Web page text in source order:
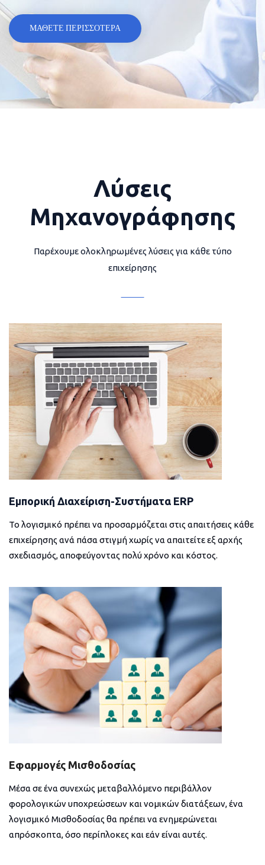
ΜΑΘΕΤΕ ΠΕΡΙΣΣΟΤΕΡΑ
Λύσεις
Μηχανογράφησης
Παρέχουμε ολοκληρωμένες λύσεις για κάθε τύπο
επιχείρησης
Εμπορική Διαχείριση-Συστήματα ERP
Το λογισμικό πρέπει να προσαρμόζεται στις απαιτήσεις κάθε
επιχείρησης ανά πάσα στιγμή χωρίς να απαιτείτε εξ αρχής
σχεδιασμός, αποφεύγοντας πολύ χρόνο και κόστος.
Εφαρμογές Μισθοδοσίας
Μέσα σε ένα συνεχώς μεταβαλλόμενο περιβάλλον
φορολογικών υποχρεώσεων και νομικών διατάξεων, ένα
λογισμικό Μισθοδοσίας θα πρέπει να ενημερώνεται
απρόσκοπτα, όσο περίπλοκες και εάν είναι αυτές.